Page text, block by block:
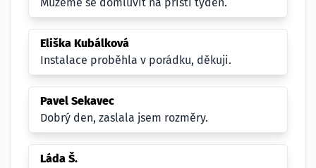
Eliška Kubálková
Instalace proběhla v porádku, děkuji.
Pavel Sekavec
Dobrý den, zaslala jsem rozměry.
Láda Š.